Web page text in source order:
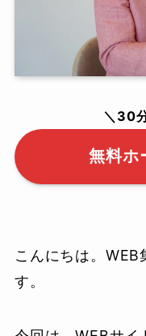
＼30
無料ホ
こんにちは。
す。